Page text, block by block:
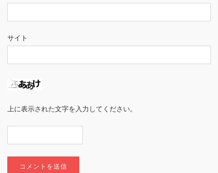
サイト
上に表示された文字を入力してください。